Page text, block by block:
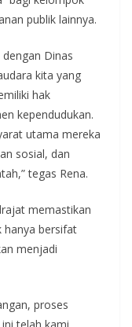
publik lainnya.
Dinas
kita yang
hak
kependudukan.
utama mereka
sosial, dan
tegas Rena.
memastikan
hanya bersifat
menjadi
proses
telah kami